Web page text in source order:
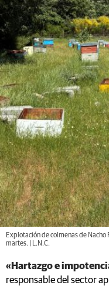
Explotación de colmenas de Nacho
martes. | L.N.C.
«Hartazgo e
responsable del sector